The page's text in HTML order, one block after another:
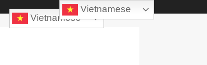
Vietnamese
Vietnamese